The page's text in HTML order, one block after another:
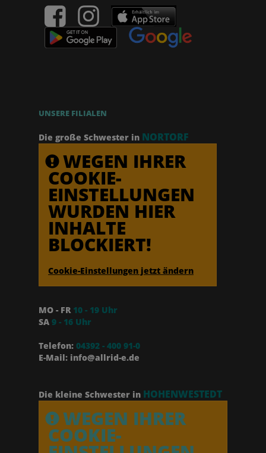
UNSERE FILIALEN
Die große Schwester in NORTORF
WEGEN IHRER
COOKIE-
EINSTELLUNGEN
WURDEN HIER
INHALTE
BLOCKIERT!
Cookie-Einstellungen jetzt ändern
MO - FR 10 - 19 Uhr
SA 9 - 16 Uhr
Telefon: 04392 - 400 91-0
E-Mail: info@allrid-e.de
Die kleine Schwester in HOHENWESTEDT
WEGEN IHRER
COOKIE-